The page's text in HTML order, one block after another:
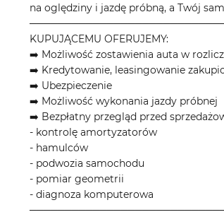
na oględziny i jazdę próbną, a Twój
KUPUJĄCEMU OFERUJEMY:
➡️ Możliwość zostawienia auta w
➡️ Kredytowanie, leasingowanie
➡️ Ubezpieczenie
➡️ Możliwość wykonania jazdy próbnej
➡️ Bezpłatny przegląd przed
- kontrolę amortyzatorów
- hamulców
- podwozia samochodu
- pomiar geometrii
- diagnoza komputerowa